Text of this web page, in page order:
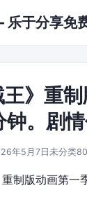
乐于分享免
王》重
。剧情
年5月7日未分类
重制版动画第